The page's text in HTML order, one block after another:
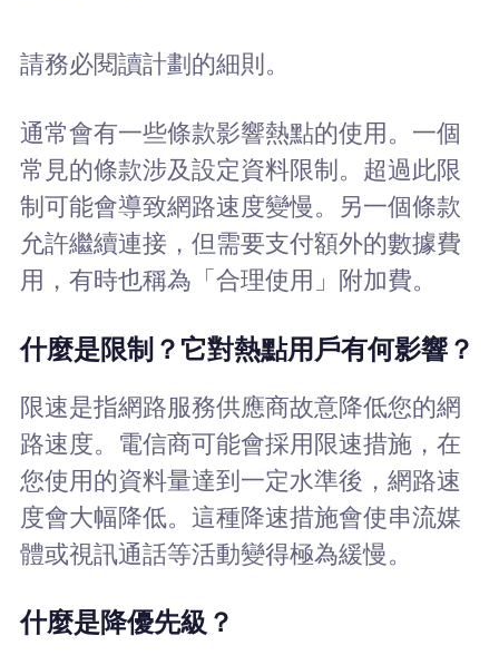
請務必閱讀計劃的細則。
通常會有一些條款影響熱點的使用。一個
常見的條款涉及設定資料限制。超過此限
制可能會導致網路速度變慢。另一個條款
允許繼續連接，但需要支付額外的數據費
用，有時也稱為「合理使用」附加費。
什麼是限制？它對熱點用戶有何影響？
限速是指網路服務供應商故意降低您的網
路速度。電信商可能會採用限速措施，在
您使用的資料量達到一定水準後，網路速
度會大幅降低。這種降速措施會使串流媒
體或視訊通話等活動變得極為緩慢。
什麼是降優先級？